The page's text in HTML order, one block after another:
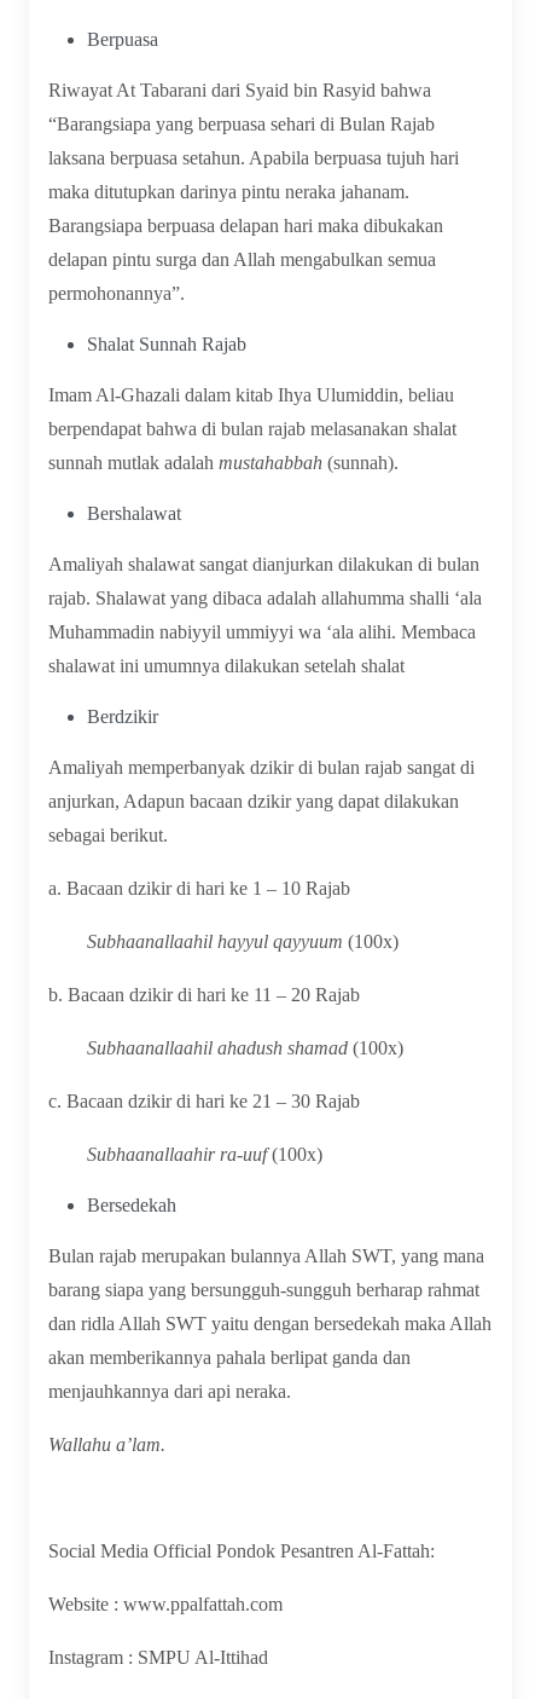
Berpuasa
Riwayat At Tabarani dari Syaid bin Rasyid bahwa
“Barangsiapa yang berpuasa sehari di Bulan Rajab
laksana berpuasa setahun. Apabila berpuasa tujuh hari
maka ditutupkan darinya pintu neraka jahanam.
Barangsiapa berpuasa delapan hari maka dibukakan
delapan pintu surga dan Allah mengabulkan semua
permohonannya”.
Shalat Sunnah Rajab
Imam Al-Ghazali dalam kitab Ihya Ulumiddin, beliau
berpendapat bahwa di bulan rajab melasanakan shalat
sunnah mutlak adalah mustahabbah (sunnah).
Bershalawat
Amaliyah shalawat sangat dianjurkan dilakukan di bulan
rajab. Shalawat yang dibaca adalah allahumma shalli ‘ala
Muhammadin nabiyyil ummiyyi wa ‘ala alihi. Membaca
shalawat ini umumnya dilakukan setelah shalat
Berdzikir
Amaliyah memperbanyak dzikir di bulan rajab sangat di
anjurkan, Adapun bacaan dzikir yang dapat dilakukan
sebagai berikut.
a. Bacaan dzikir di hari ke 1 – 10 Rajab
Subhaanallaahil hayyul qayyuum (100x)
b. Bacaan dzikir di hari ke 11 – 20 Rajab
Subhaanallaahil ahadush shamad (100x)
c. Bacaan dzikir di hari ke 21 – 30 Rajab
Subhaanallaahir ra-uuf(100x)
Bersedekah
Bulan rajab merupakan bulannya Allah SWT, yang mana
barang siapa yang bersungguh-sungguh berharap rahmat
dan ridla Allah SWT yaitu dengan bersedekah maka Allah
akan memberikannya pahala berlipat ganda dan
menjauhkannya dari api neraka.
Wallahu a’lam.
Social Media Official Pondok Pesantren Al-Fattah:
Website : www.ppalfattah.com
Instagram : SMPU Al-Ittihad